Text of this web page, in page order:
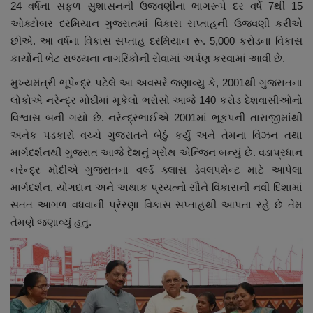
સ્પોર્ટ્સ
રાશિફળ
ગુનાખોરી
બોલિવૂડ
સ્વાસ્થ્ય
24 વર્ષના સફળ સુશાસનની ઉજવણીના ભાગરૂપે દર વર્ષે 7થી 15
ઓક્ટોબર દરમિયાન ગુજરાતમાં વિકાસ સપ્તાહની ઉજવણી કરીએ
છીએ. આ વર્ષના વિકાસ સપ્તાહ દરમિયાન રૂ. 5,000 કરોડના વિકાસ
કાર્યોની ભેટ રાજ્યના નાગરિકોની સેવામાં અર્પણ કરવામાં આવી છે.
મુખ્યમંત્રી ભૂપેન્દ્ર પટેલે આ અવસરે જણાવ્યુ કે, 2001થી ગુજરાતના
લોકોએ નરેન્દ્ર મોદીમાં મૂકેલો ભરોસો આજે 140 કરોડ દેશવાસીઓનો
વિશ્વાસ બની ગયો છે. નરેન્દ્રભાઈએ 2001માં ભૂકંપની તારાજીમાંથી
અનેક પડકારો વચ્ચે ગુજરાતને બેઠું કર્યુ અને તેમના વિઝન તથા
માર્ગદર્શનથી ગુજરાત આજે દેશનું ગ્રોથ એન્જિન બન્યું છે. વડાપ્રધાન
નરેન્દ્ર મોદીએ ગુજરાતના વર્લ્ડ ક્લાસ ડેવલપમેન્ટ માટે આપેલા
માર્ગદર્શન, યોગદાન અને અથાક પ્રયત્નો સૌને વિકાસની નવી દિશામાં
સતત આગળ વધવાની પ્રેરણા વિકાસ સપ્તાહથી આપતા રહે છે તેમ
તેમણે જણાવ્યું હતુ.